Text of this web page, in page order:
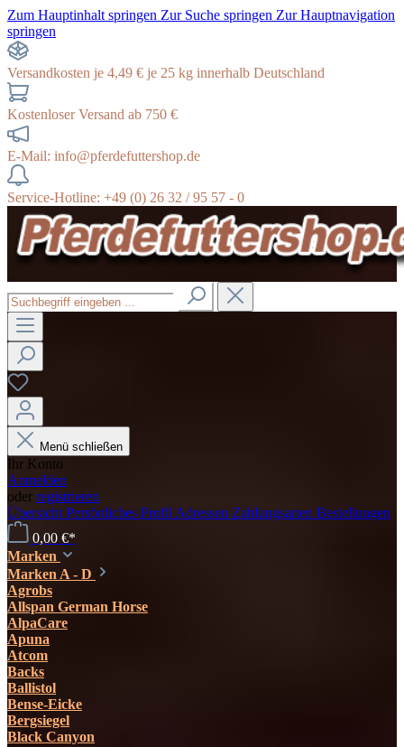
Zum Hauptinhalt springen Zur Suche springen Zur Hauptnavigation
springen
Versandkosten je 4,49 € je 25 kg innerhalb Deutschland
Kostenloser Versand ab 750 €
E-Mail: info@pferdefuttershop.de
Service-Hotline: +49 (0) 26 32 / 95 57 - 0
Menü schließen
Ihr Konto
Anmelden
oder registrieren
Übersicht Persönliches Profil Adressen Zahlungsarten Bestellungen
0,00 €*
Marken
Marken A - D
Agrobs
Allspan German Horse
AlpaCare
Apuna
Atcom
Backs
Ballistol
Bense-Eicke
Bergsiegel
Black Canyon